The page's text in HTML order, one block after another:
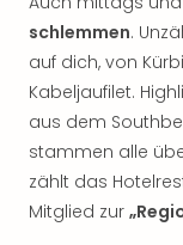
schlemmen.
auf dich, von
Kabeljaufilet.
aus dem
stammen alle
zählt das
Mitglied zur